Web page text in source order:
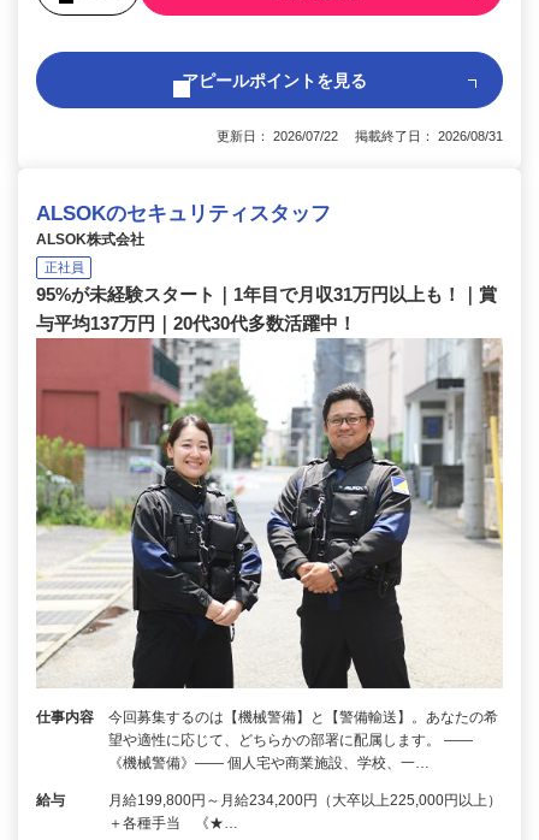
アピールポイントを見る
更新日： 2026/07/22 掲載終了日： 2026/08/31
ALSOKのセキュリティスタッフ
ALSOK株式会社
正社員
95%が未経験スタート｜1年目で月収31万円以上も！｜賞
与平均137万円｜20代30代多数活躍中！
仕事内容
今回募集するのは【機械警備】と【警備輸送】。あなたの希
望や適性に応じて、どちらかの部署に配属します。 ――
《機械警備》―― 個人宅や商業施設、学校、一…
給与
月給199,800円～月給234,200円（大卒以上225,000円以上）
＋各種手当 《★…